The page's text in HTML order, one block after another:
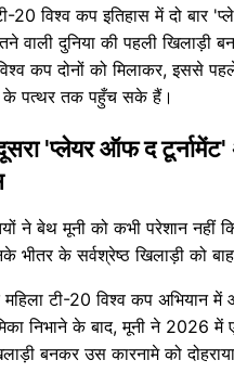
20 विश्व कप इतिहास में दो बार
वाली दुनिया की पहली खिलाड़ी
कप दोनों को मिलाकर, इससे
के पत्थर तक पहुँच सके हैं।
'प्लेयर ऑफ द टूर्नामेंट'
ने बेथ मूनी को कभी परेशान नहीं
भीतर के सर्वश्रेष्ठ खिलाड़ी को
टी-20 विश्व कप अभियान में
निभाने के बाद, मूनी ने 2026 में
बनकर उस कारनामे को